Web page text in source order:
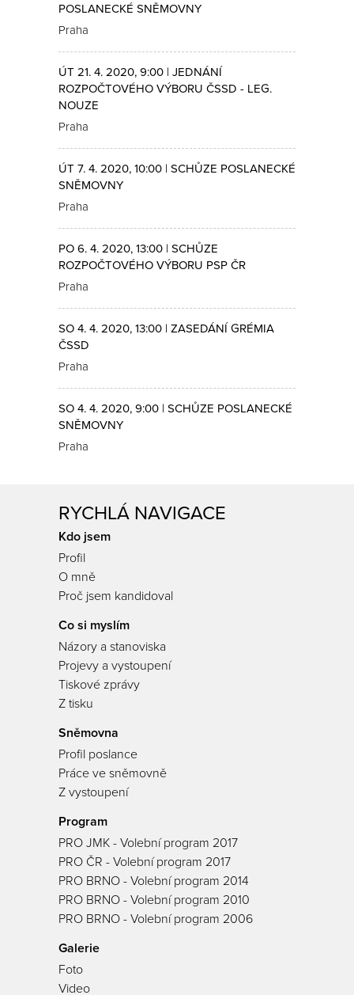
POSLANECKÉ SNĚMOVNY
Praha
ÚT 21. 4. 2020, 9:00 | JEDNÁNÍ
ROZPOČTOVÉHO VÝBORU ČSSD - LEG.
NOUZE
Praha
ÚT 7. 4. 2020, 10:00 | SCHŮZE POSLANECKÉ
SNĚMOVNY
Praha
PO 6. 4. 2020, 13:00 | SCHŮZE
ROZPOČTOVÉHO VÝBORU PSP ČR
Praha
SO 4. 4. 2020, 13:00 | ZASEDÁNÍ GRÉMIA
ČSSD
Praha
SO 4. 4. 2020, 9:00 | SCHŮZE POSLANECKÉ
SNĚMOVNY
Praha
RYCHLÁ NAVIGACE
Kdo jsem
Profil
O mně
Proč jsem kandidoval
Co si myslím
Názory a stanoviska
Projevy a vystoupení
Tiskové zprávy
Z tisku
Sněmovna
Profil poslance
Práce ve sněmovně
Z vystoupení
Program
PRO JMK - Volební program 2017
PRO ČR - Volební program 2017
PRO BRNO - Volební program 2014
PRO BRNO - Volební program 2010
PRO BRNO - Volební program 2006
Galerie
Foto
Video